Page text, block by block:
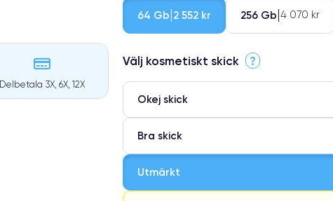
Delbetala 3X, 6X, 12X
64 Gb 2 552 kr 256 Gb 4 070 kr
Välj kosmetiskt skick ?
Okej skick
Bra skick
Utmärkt